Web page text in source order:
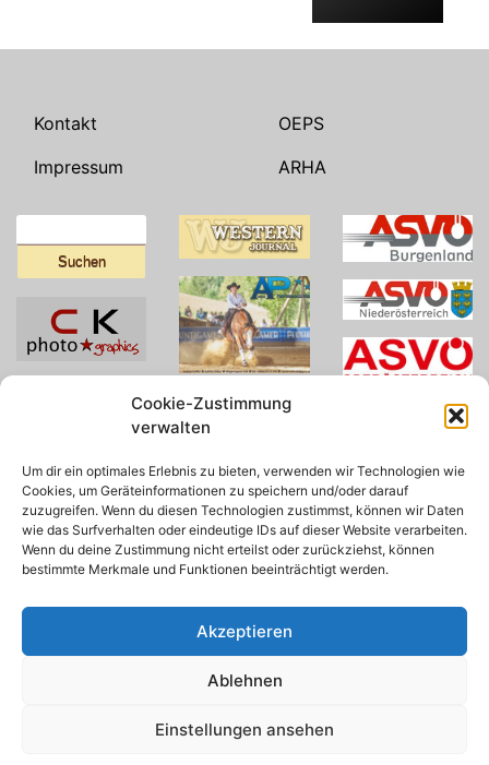
Cookie-Zustimmung
verwalten
Um dir ein optimales Erlebnis zu bieten, verwenden wir Technologien wie
Cookies, um Geräteinformationen zu speichern und/oder darauf
zuzugreifen. Wenn du diesen Technologien zustimmst, können wir Daten
wie das Surfverhalten oder eindeutige IDs auf dieser Website verarbeiten.
Wenn du deine Zustimmung nicht erteilst oder zurückziehst, können
bestimmte Merkmale und Funktionen beeinträchtigt werden.
Akzeptieren
Ablehnen
Einstellungen ansehen
Kontakt
Impressum
OEPS
ARHA
nach: